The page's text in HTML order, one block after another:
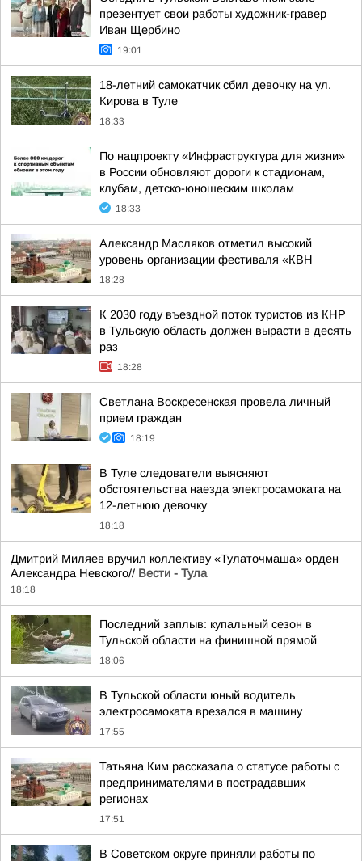
презентует свои работы художник-гравер
Иван Щербино
19:01
18-летний самокатчик сбил девочку на ул.
Кирова в Туле
18:33
По нацпроекту «Инфраструктура для жизни»
в России обновляют дороги к стадионам,
клубам, детско-юношеским школам
18:33
Александр Масляков отметил высокий
уровень организации фестиваля «КВН
18:28
К 2030 году въездной поток туристов из КНР
в Тульскую область должен вырасти в десять
раз
18:28
Светлана Воскресенская провела личный
прием граждан
18:19
В Туле следователи выясняют
обстоятельства наезда электросамоката на
12-летнюю девочку
18:18
Дмитрий Миляев вручил коллективу «Тулаточмаша» орден
Александра Невского// Вести - Тула
18:18
Последний заплыв: купальный сезон в
Тульской области на финишной прямой
18:06
В Тульской области юный водитель
электросамоката врезался в машину
17:55
Татьяна Ким рассказала о статусе работы с
предпринимателями в пострадавших
регионах
17:51
В Советском округе приняли работы по